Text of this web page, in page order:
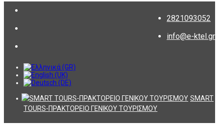
2821093052
info@e-ktel.gr
SMART
TOURS-ΠΡΑΚΤΟΡΕΙΟ ΓΕΝΙΚΟΥ ΤΟΥΡΙΣΜΟΥ